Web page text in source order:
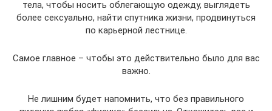
тела, чтобы носить облегающую одежду, выглядеть
более сексуально, найти спутника жизни, продвинуться
по карьерной лестнице.
Самое главное – чтобы это действительно было для вас
важно.
Не лишним будет напомнить, что без правильного